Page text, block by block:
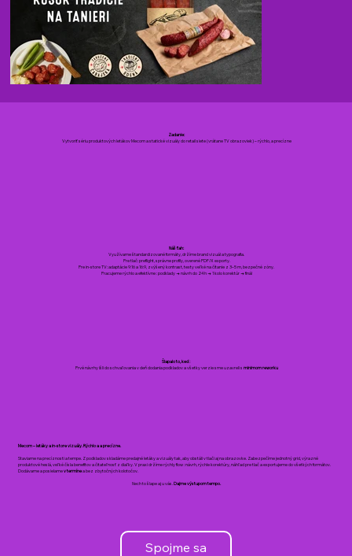
Zadanie:
Vytvoriť sériu produktových letákov Mecom a statické vizuály do retail siete (vrátane TV obrazoviek) – rýchlo, a precízne
Náš ťah:
Využívame štandardizované formáty, držíme brand vizuál a typografia.
Pre tlač: preflight, správne profily, overené PDF/X exporty.
Pre in-store TV: adaptácie 9:16 a 16:9, zvýšený kontrast, texty veľké na čítanie z 3–5 m, bezpečné zóny.
Pracujeme rýchlo a efektívne : podklady → návrh do 24 h → 1 kolo korektúr → finál
Šlapalo to, keď:
Prvé návrhy išli do schvaľovania v deň dodania podkladov a všetky verzie sme uzavreli s minimom reworku
Mecom – letáky a in-store vizuály. Rýchlo a a precízne.
Staviame na precíznosti a tempe. Z podkladov skladáme predajné letáky a vizuály tak, aby obstáli v tlači aj na obrazovke. Zabezpečíme jednotný grid, výrazné
produktové heslá, veľké čísla benefitov a čitateľnosť z diaľky. V praxi držíme rýchly flow : návrh, rýchle korektúry, náhľad pre tlač a exportujeme do všetkých formátov.
Dodávame a posielamev termínea bez zbytočných kolotočov.
Nech to šlape aj u vás. Dajme výstupom tempo.
Spojme sa